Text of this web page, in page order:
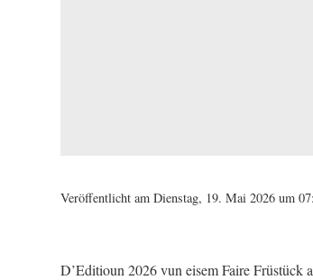
Veröffentlicht am Dienstag, 19. Mai 2026 um
D’Editioun 2026 vun eisem Faire Früstück